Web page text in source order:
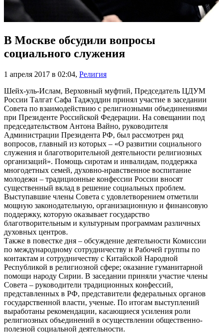
В Москве обсудили вопросы
социального служения
1 апреля 2017 в 02:04, Религия
Шейх-уль-Ислам, Верховный муфтий, Председатель ЦДУМ
России Талгат Сафа Таджуддин принял участие в заседании
Совета по взаимодействию с религиозными объединениями
при Президенте Российской Федерации. На совещании под
председательством Антона Вайно, руководителя
Администрации Президента РФ, был рассмотрен ряд
вопросов, главный из которых – «О развитии социального
служения и благотворительной деятельности религиозных
организаций». Помощь сиротам и инвалидам, поддержка
многодетных семей, духовно-нравственное воспитание
молодежи – традиционные конфессии России вносят
существенный вклад в решение социальных проблем.
Выступавшие члены Совета с удовлетворением отметили
мощную законодательную, организационную и финансовую
поддержку, которую оказывает государство
благотворительным и культурным программам различных
духовных центров.
Также в повестке дня – обсуждение деятельности Комиссии
по международному сотрудничеству и Рабочей группы по
контактам и сотрудничеству с Китайской Народной
Республикой в религиозной сфере; оказание гуманитарной
помощи народу Сирии. В заседании приняли участие члены
Совета – руководители традиционных конфессий,
представленных в РФ, представители федеральных органов
государственной власти, ученые. По итогам выступлений
выработаны рекомендации, касающиеся усиления роли
религиозных объединений в осуществлении общественно-
полезной социальной деятельности.